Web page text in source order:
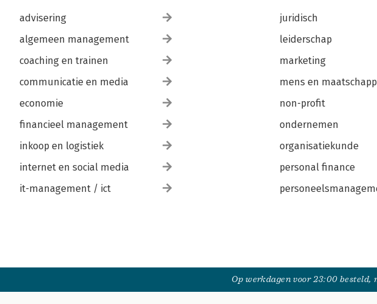
advisering
algemeen management
coaching en trainen
communicatie en media
economie
financieel management
inkoop en logistiek
internet en social media
it-management / ict
juridisch
leiderschap
marketing
mens en
non-profit
ondernemen
organisatiekunde
personal finance
Op werkdagen voor 23:00 besteld,